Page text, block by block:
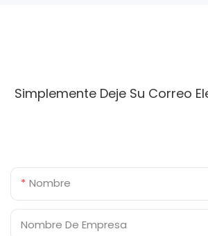
Simplemente Deje Su Correo
Nombre
Nombre De Empresa